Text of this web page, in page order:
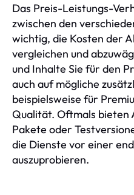
Das Preis-Leistungs-
zwischen den
wichtig, die Kosten der
vergleichen und
und Inhalte Sie für den
auch auf mögliche
beispielsweise für
Qualität. Oftmals bieten
Pakete oder
die Dienste vor einer
auszuprobieren.